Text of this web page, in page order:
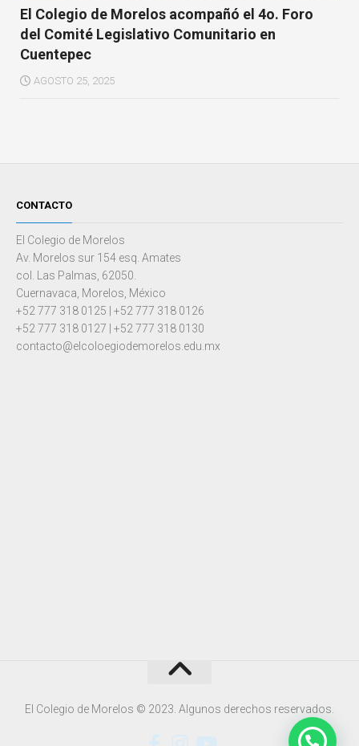
El Colegio de Morelos acompañó el 4o. Foro
del Comité Legislativo Comunitario en
Cuentepec
AGOSTO 25, 2025
CONTACTO
El Colegio de Morelos
Av. Morelos sur 154 esq. Amates
col. Las Palmas, 62050.
Cuernavaca, Morelos, México
+52 777 318 0125 | +52 777 318 0126
+52 777 318 0127 | +52 777 318 0130
contacto@elcoloegiodemorelos.edu.mx
El Colegio de Morelos © 2023. Algunos derechos reservados.